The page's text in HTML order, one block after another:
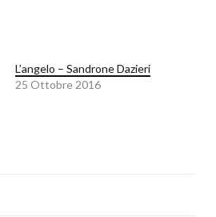
L’angelo – Sandrone Dazieri
25 Ottobre 2016